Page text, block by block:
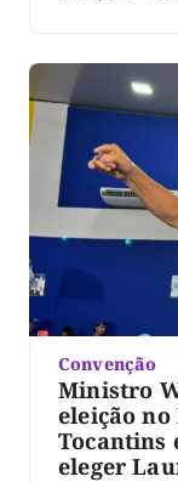
Convenção
Ministro
eleição
Tocantins
eleger